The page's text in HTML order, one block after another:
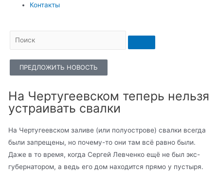
Контакты
ПРЕДЛОЖИТЬ НОВОСТЬ
На Чертугеевском теперь нельзя
устраивать свалки
На Чертугеевском заливе (или полуострове) свалки всегда
были запрещены, но почему-то они там всё равно были.
Даже в то время, когда Сергей Левченко ещё не был экс-
губернатором, а ведь его дом находится прямо у пустыря.